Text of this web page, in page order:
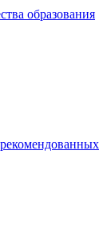
образования